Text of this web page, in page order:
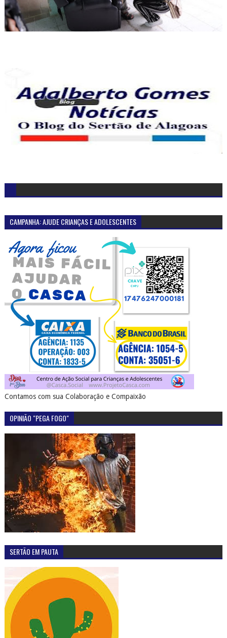
CAMPANHA: AJUDE CRIANÇAS E ADOLESCENTES
Contamos com sua Colaboração e Compaixão
OPINIÃO "PEGA FOGO"
SERTÃO EM PAUTA